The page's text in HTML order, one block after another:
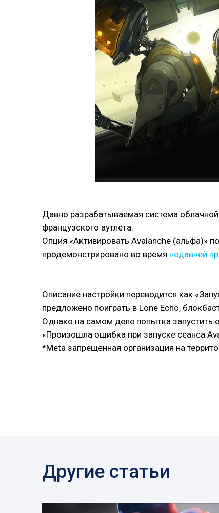
Давно разрабатываемая система
французского аутлета.
Опция «Активировать Avalanche (альфа)»
продемонстрировано во время недавней
Описание настройки переводится как
предложено поиграть в Lone Echo,
Однако на самом деле попытка запустить
«Произошла ошибка при запуске сеанса
*Meta запрещённая организация на
Другие статьи